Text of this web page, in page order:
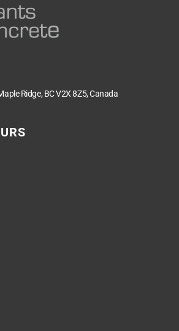
Ridge, BC V2X 8Z5, Canada